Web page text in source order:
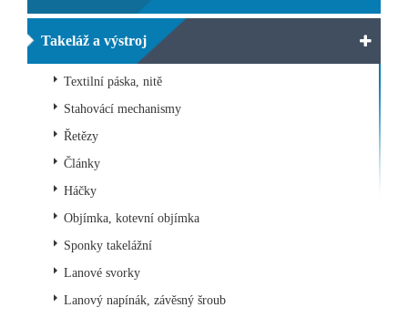
Takeláž a výstroj
Textilní páska, nitě
Stahovácí mechanismy
Řetězy
Články
Háčky
Objímka, kotevní objímka
Sponky takelážní
Lanové svorky
Lanový napínák, závěsný šroub